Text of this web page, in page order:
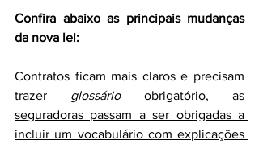
Confira abaixo as principais mudanças
da nova lei:
Contratos ficam mais claros e precisam
trazer glossário
seguradoras passam a ser obrigadas a
incluir um vocabulário com explicações